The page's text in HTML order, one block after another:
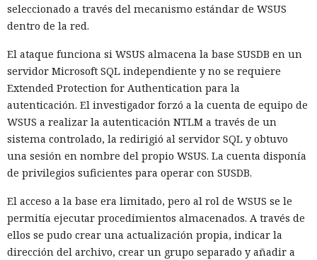
seleccionado a través del mecanismo estándar de WSUS
dentro de la red.
El ataque funciona si WSUS almacena la base SUSDB en un
servidor Microsoft SQL independiente y no se requiere
Extended Protection for Authentication para la
autenticación. El investigador forzó a la cuenta de equipo de
WSUS a realizar la autenticación NTLM a través de un
sistema controlado, la redirigió al servidor SQL y obtuvo
una sesión en nombre del propio WSUS. La cuenta disponía
de privilegios suficientes para operar con SUSDB.
El acceso a la base era limitado, pero al rol de WSUS se le
permitía ejecutar procedimientos almacenados. A través de
ellos se pudo crear una actualización propia, indicar la
dirección del archivo, crear un grupo separado y añadir a